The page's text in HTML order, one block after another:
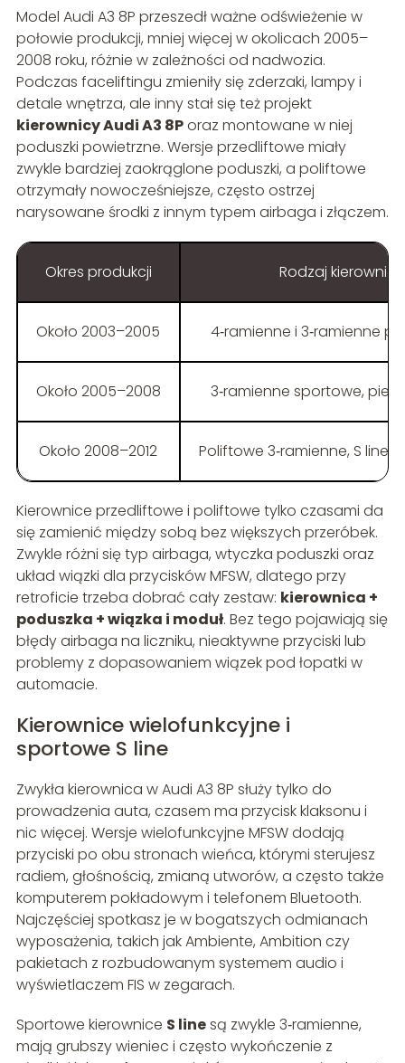
Model Audi A3 8P przeszedł ważne odświeżenie w
połowie produkcji, mniej więcej w okolicach 2005–
2008 roku, różnie w zależności od nadwozia.
Podczas faceliftingu zmieniły się zderzaki, lampy i
detale wnętrza, ale inny stał się też projekt
kierownicy Audi A3 8Poraz montowane w niej
poduszki powietrzne. Wersje przedliftowe miały
zwykle bardziej zaokrąglone poduszki, a poliftowe
otrzymały nowocześniejsze, często ostrzej
narysowane środki z innym typem airbaga i złączem.
Okres produkcji Rodzaj kierownicy
Około 2003–2005 4‑ramienne i 3‑ramienne
Około 2005–2008 3‑ramienne sportowe,
Około 2008–2012 Poliftowe 3‑ramienne, S line,
Kierownice przedliftowe i poliftowe tylko czasami da
się zamienić między sobą bez większych przeróbek.
Zwykle różni się typ airbaga, wtyczka poduszki oraz
układ wiązki dla przycisków MFSW, dlatego przy
retroficie trzeba dobrać cały zestaw: kierownica +
poduszka + wiązka i moduł. Bez tego pojawiają się
błędy airbaga na liczniku, nieaktywne przyciski lub
problemy z dopasowaniem wiązek pod łopatki w
automacie.
Kierownice wielofunkcyjne i
sportowe S line
Zwykła kierownica w Audi A3 8P służy tylko do
prowadzenia auta, czasem ma przycisk klaksonu i
nic więcej. Wersje wielofunkcyjne MFSW dodają
przyciski po obu stronach wieńca, którymi sterujesz
radiem, głośnością, zmianą utworów, a często także
komputerem pokładowym i telefonem Bluetooth.
Najczęściej spotkasz je w bogatszych odmianach
wyposażenia, takich jak Ambiente, Ambition czy
pakietach z rozbudowanym systemem audio i
wyświetlaczem FIS w zegarach.
Sportowe kierownice S linesą zwykle 3‑ramienne,
mają grubszy wieniec i często wykończenie z